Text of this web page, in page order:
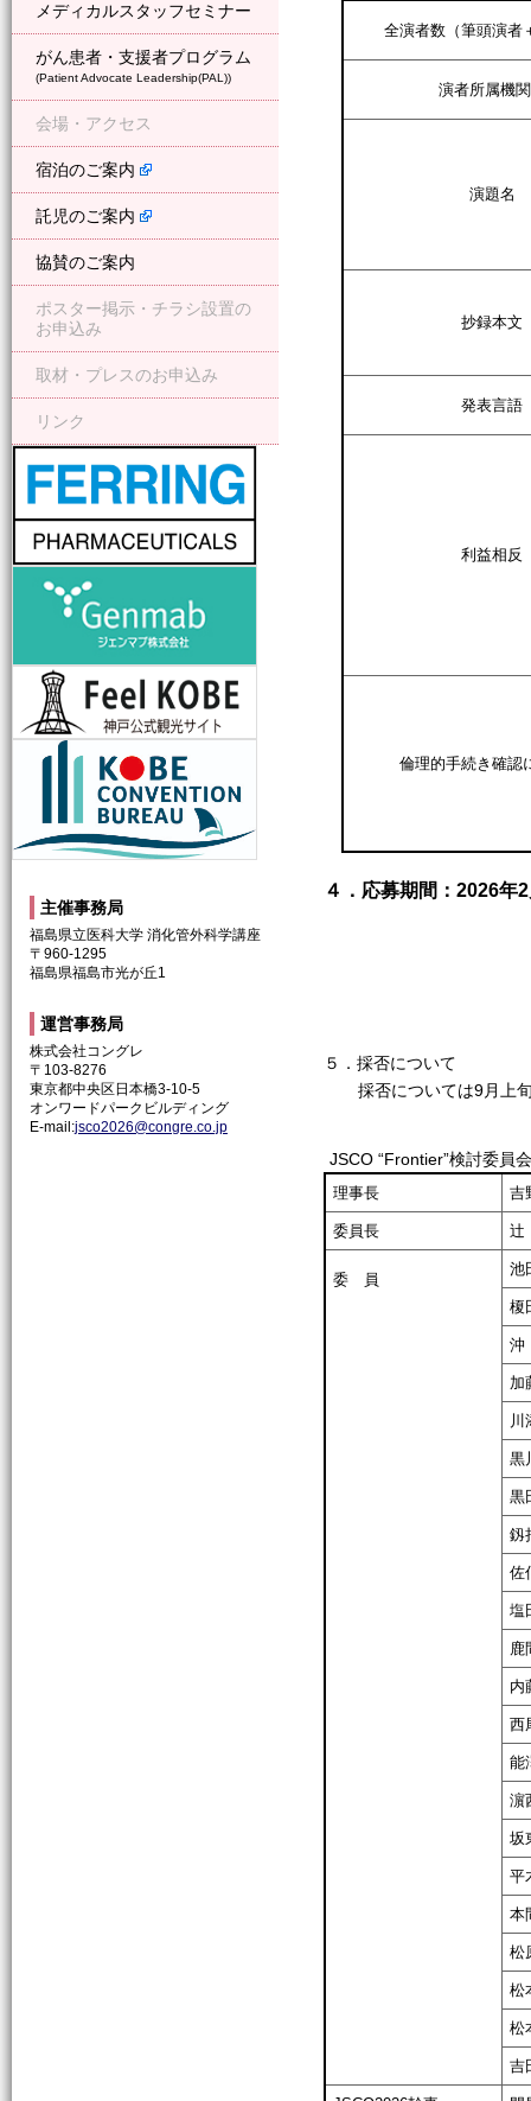
全演者数（筆頭演者
演者所属機
演題名
抄録本文
発表言語
利益相反
倫理的手続き確認
４．応募期間 ： 2026年
５．採否について
採否については9月上
JSCO “Frontier”検討委員
理事長 吉
委員長 辻
委 員
池
榎
沖
加
川
黒
黒
釼
佐
塩
鹿
内
西
能
濵
坂
平
本
松
松
松
吉
メディカルスタッフセミナー
がん患者・支援者プログラム
(Patient Advocate Leadership(PAL))
会場・アクセス
宿泊のご案内
託児のご案内
協賛のご案内
ポスター掲示・チラシ設置の
お申込み
取材・プレスのお申込み
リンク
フェリング
genmab-lab
神戸観光局
神戸コンベンションビューロー
主催事務局
福島県立医科大学 消化管外科学講座
〒960-1295
福島県福島市光が丘1
運営事務局
株式会社コングレ
〒103-8276
東京都中央区日本橋3-10-5
オンワードパークビルディング
E-mail:jsco2026@congre.co.jp